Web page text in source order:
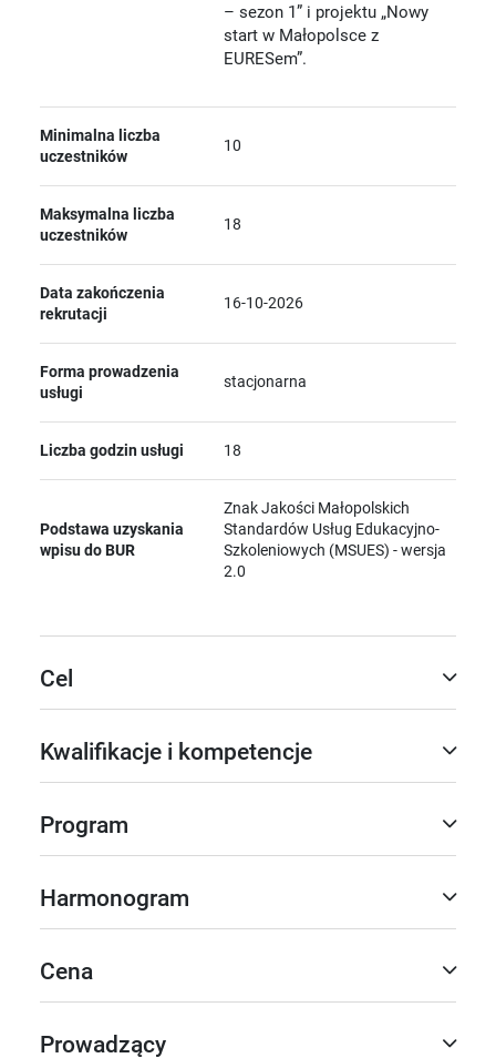
– sezon 1” i projektu „Nowy
start w Małopolsce z
EURESem”.
Minimalna liczba
uczestników
10
Maksymalna liczba
uczestników
18
Data zakończenia
rekrutacji
16-10-2026
Forma prowadzenia
usługi
stacjonarna
Liczba godzin usługi 18
Podstawa uzyskania
wpisu do BUR
Znak Jakości Małopolskich
Standardów Usług Edukacyjno-
Szkoleniowych (MSUES) - wersja
2.0
Cel
Kwalifikacje i kompetencje
Program
Harmonogram
Cena
Prowadzący